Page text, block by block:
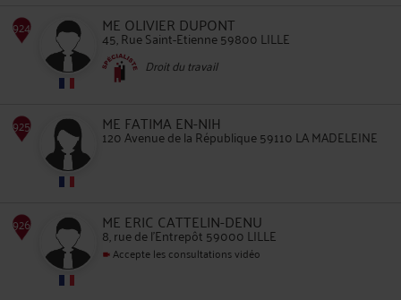
923
ME OLIVIER DUPONT
45, Rue Saint-Etienne 59800 LILLE
Droit du travail
ME FATIMA EN-NIH
120 Avenue de la République 59110 LA MADELEINE
ME ERIC CATTELIN-DENU
8, rue de l'Entrepôt 59000 LILLE
Accepte les consultations vidéo